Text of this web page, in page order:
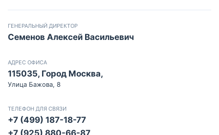
ГЕНЕРАЛЬНЫЙ ДИРЕКТОР
Семенов Алексей Васильевич
АДРЕС ОФИСА
115035, Город Москва,
Улица Бажова, 8
ТЕЛЕФОН ДЛЯ СВЯЗИ
+7 (499) 187-18-77
+7 (925) 880-66-87